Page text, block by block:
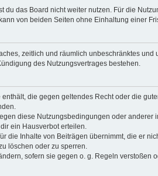
das Board nicht weiter nutzen. Für die
von beiden Seiten ohne Einhaltung einer
zeitlich und räumlich unbeschränktes
des Nutzungsvertrages bestehen.
die gegen geltendes Recht oder die
diese Nutzungsbedingungen oder
ein Hausverbot erteilen.
die Inhalte von Beiträgen übernimmt, die er
löschen oder zu sperren.
sofern sie gegen o. g. Regeln